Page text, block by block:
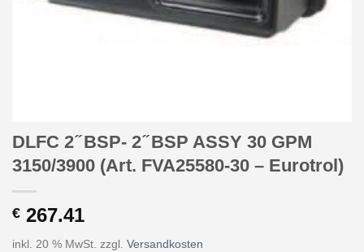
DLFC 2 ̋ BSP- 2 ̋ BSP ASSY 30 GPM
3150/3900 (Art. FVA25580-30 – Eurotrol)
€ 267.41
inkl. 20 % MwSt. zzgl. Versandkosten